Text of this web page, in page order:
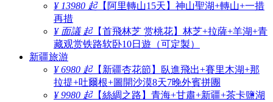
¥ 13980 起【阿里轉山15天】神山聖湖+轉山+一措
再措
¥ 面議 起【首飛林芝 赏桃花】林芝+拉薩+羊湖+青
藏观赏铁路软卧10日遊（可定製）
新疆旅游
¥ 6980 起【新疆杏花節】臥進飛出+賽里木湖+那
拉提+吐爾根+圖開沙漠8天7晚外賓拼團
¥ 9980 起【絲綢之路】青海+甘肅+新疆+茶卡鹽湖